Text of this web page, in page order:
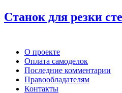
Станок для резки
О проекте
Оплата самоделок
Последние комментарии
Правообладателям
Контакты